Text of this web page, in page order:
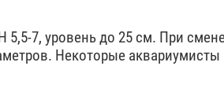
5,5-7, уровень до 25 см. При
Некоторые